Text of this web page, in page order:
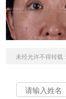
未经允许不得转载：